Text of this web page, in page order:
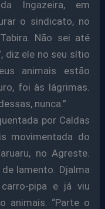
Ingazeira, em
o sindicato, no
Não sei até
diz ele no seu sítio
animais estão
foi às lágrimas.
nunca.”
por Caldas
movimentada do
no Agreste.
lamento. Djalma
pipa e já viu
animais. “Parte o